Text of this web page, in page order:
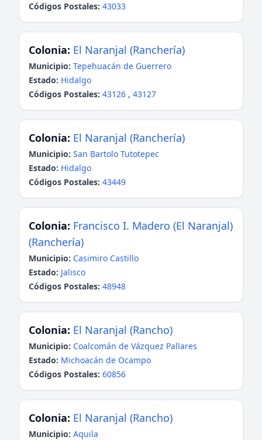
Códigos Postales: 43033
Colonia: El Naranjal (Ranchería)
Municipio: Tepehuacán de Guerrero
Estado: Hidalgo
Códigos Postales: 43126 , 43127
Colonia: El Naranjal (Ranchería)
Municipio: San Bartolo Tutotepec
Estado: Hidalgo
Códigos Postales: 43449
Colonia: Francisco I. Madero (El Naranjal)
(Ranchería)
Municipio: Casimiro Castillo
Estado: Jalisco
Códigos Postales: 48948
Colonia: El Naranjal (Rancho)
Municipio: Coalcomán de Vázquez Pallares
Estado: Michoacán de Ocampo
Códigos Postales: 60856
Colonia: El Naranjal (Rancho)
Municipio: Aquila